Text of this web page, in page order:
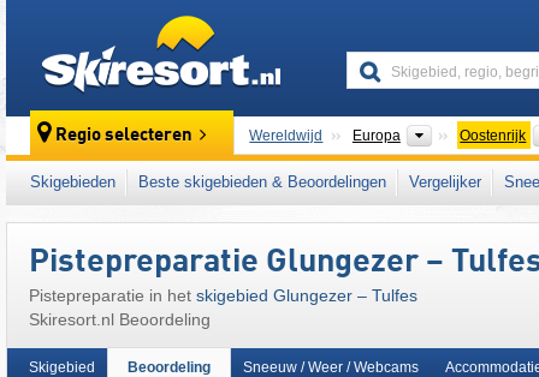
Regio selecteren Wereldwijd Europa Continenten
Oostenrijk
Dit skigebied ligt ook in: SKI plus CITY
centrale deel van de oostelijke
oostelijk deel van de Alpen, Alpen, West-
Skigebieden Beste skigebieden & Beoordelingen Vergelijker
Pistepreparatie Glungezer –
Pistepreparatie in het skigebied Glungezer – Tulfes
Skiresort.nl Beoordeling
Skigebied Beoordeling Sneeuw / Weer / Webcams